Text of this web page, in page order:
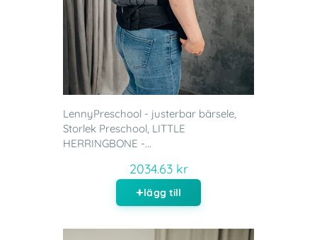
LennyPreschool - justerbar bärsele,
Storlek Preschool, LITTLE
HERRINGBONE -...
2034.63 kr
lägg till